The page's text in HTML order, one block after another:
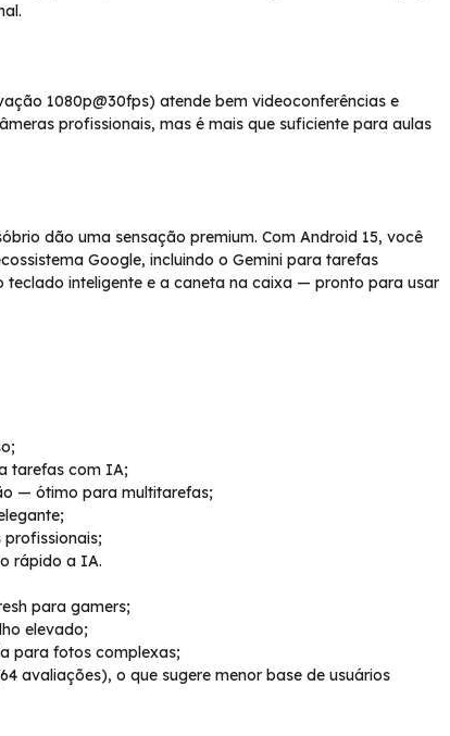
1080p@30fps) atende bem videoconferências e
profissionais, mas é mais que suficiente para aulas
dão uma sensação premium. Com Android 15, você
Google, incluindo o Gemini para tarefas
inteligente e a caneta na caixa — pronto para usar
tarefas com IA;
— ótimo para multitarefas;
profissionais;
rápido a IA.
para gamers;
elevado;
para fotos complexas;
avaliações), o que sugere menor base de usuários